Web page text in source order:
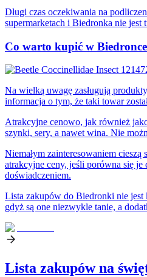
Długi czas oczekiwania na
supermarketach i Biedronka nie
Co warto kupić w
Na wielką uwagę zasługują
informacja o tym, że taki towar
Atrakcyjne cenowo, jak również
szynki, sery, a nawet wina. Nie
Niemałym zainteresowaniem
atrakcyjne ceny, jeśli porówna się
doświadczeniem.
Lista zakupów do Biedronki nie jest
gdyż są one niezwykle tanie, a
Lista zakupów na